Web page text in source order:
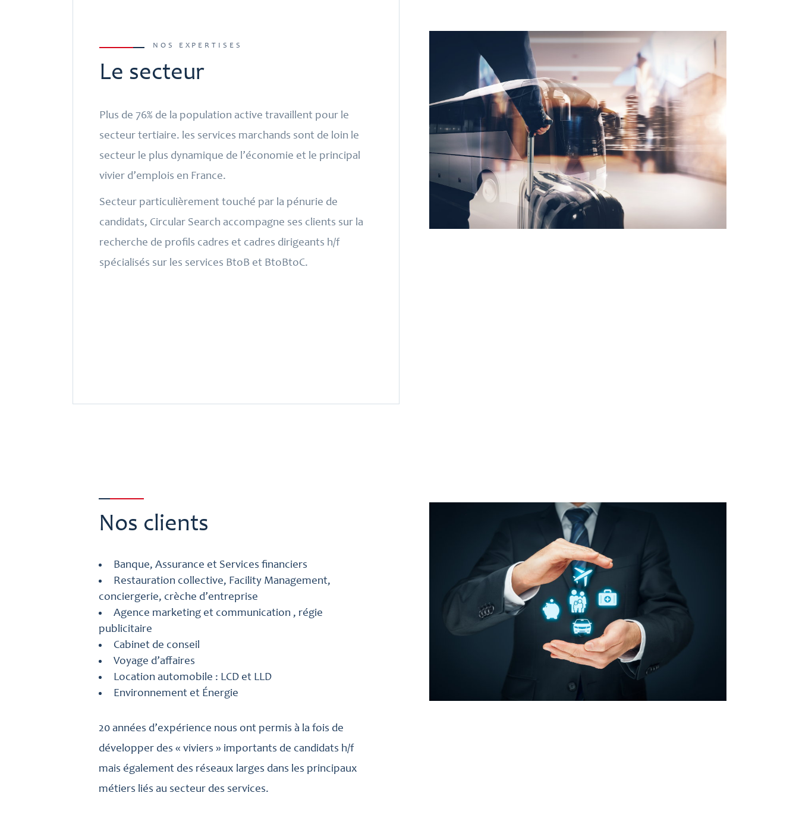
NOS EXPERTISES
Le secteur
Plus de 76% de la population active travaillent pour le
secteur tertiaire. les services marchands sont de loin le
secteur le plus dynamique de l’économie et le principal
vivier d’emplois en France.
Secteur particulièrement touché par la pénurie de
candidats, Circular Search accompagne ses clients sur la
recherche de profils cadres et cadres dirigeants h/f
spécialisés sur les services BtoB et BtoBtoC.
Nos clients
Banque, Assurance et Services financiers
Restauration collective, Facility Management,
conciergerie, crèche d’entreprise
Agence marketing et communication , régie
publicitaire
Cabinet de conseil
Voyage d’affaires
Location automobile : LCD et LLD
Environnement et Énergie
20 années d’expérience nous ont permis à la fois de
développer des « viviers » importants de candidats h/f
mais également des réseaux larges dans les principaux
métiers liés au secteur des services.